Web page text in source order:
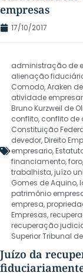
empresas
17/10/2017
administração de
alienação
Comodo,Araken
atividade
Bruno Kurzweil de
conflito, conflito de
Constituição
devedor,Direito
empresario,
financiamento,foro,
trabalhista,juízo
Gomes de Aquino,
patrimônio
empresa,
Empresas,
recuperação
Superior Tribunal
Juízo da